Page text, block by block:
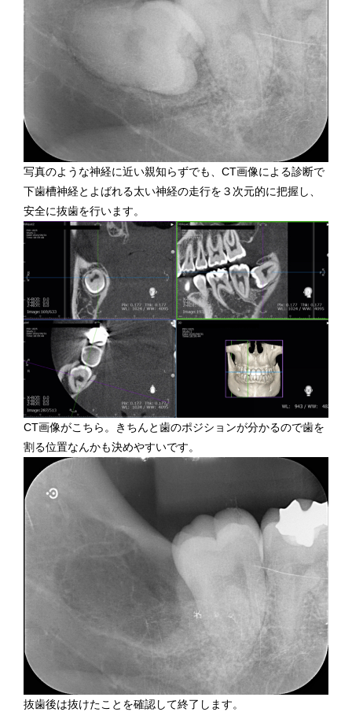
写真のような神経に近い親知らずでも、CT画像による診断で
下歯槽神経とよばれる太い神経の走行を３次元的に把握し、
安全に抜歯を行います。
CT画像がこちら。きちんと歯のポジションが分かるので歯を
割る位置なんかも決めやすいです。
抜歯後は抜けたことを確認して終了します。